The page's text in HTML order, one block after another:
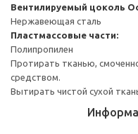
Вентилируемый цоколь
Нержавеющая сталь
Пластмассовые части:
Полипропилен
Протирать тканью,
средством.
Вытирать чистой сухой